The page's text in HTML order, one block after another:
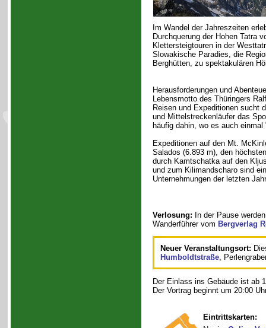
Im Wandel der Jahreszeiten
Durchquerung der Hohen Tatra
Klettersteigtouren in der
Slowakische Paradies, die
Berghütten, zu spektakulären
Herausforderungen und
Lebensmotto des Thüringers
Reisen und Expeditionen sucht
und Mittelstreckenläufer das
häufig dahin, wo es auch einmal
Expeditionen auf den Mt.
Salados (6.893 m), den
durch Kamtschatka auf den
und zum Kilimandscharo sind
Unternehmungen der letzten
Verlosung: In der Pause
Wanderführer vom Bergverlag
Neuer Veranstaltungsort:
Humboldtstraße,
Der Einlass ins Gebäude ist ab
Der Vortrag beginnt um 20:00
Eintrittskarten: